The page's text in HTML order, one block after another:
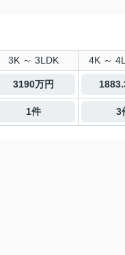
3K ～ 3LDK 4K ～
3190万円
1件 3